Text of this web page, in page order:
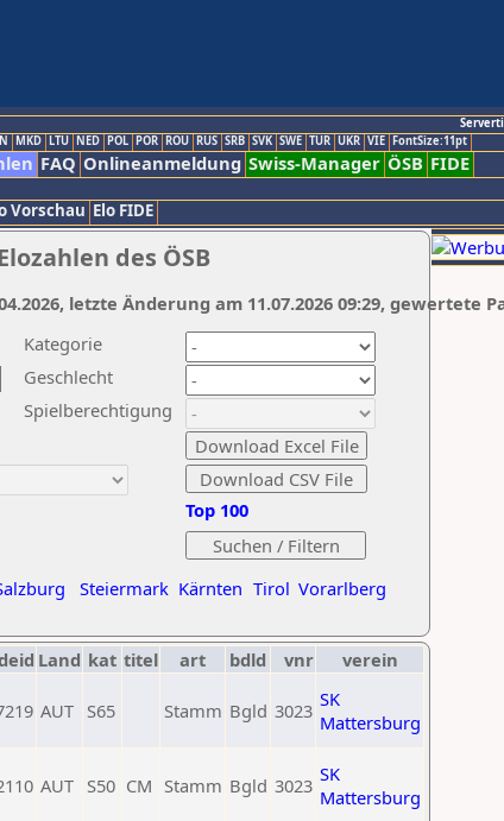
MKD LTU NED POL POR ROU RUS SRB SVK SWE TUR UKR VIE FontSize:11pt
FAQ Onlineanmeldung Swiss-Manager ÖSB FIDE
Vorschau Elo FIDE
des ÖSB
Kategorie
Geschlecht
Spielberechtigung
Steiermark Kärnten Tirol Vorarlberg
Top 100
letzte Änderung am 11.07.2026 09:29, gewertete
Land kat titel art bdld vnr verein
AUT S65 Stamm Bgld 3023 SK
Mattersburg
AUT S50 CM Stamm Bgld 3023 SK
Mattersburg